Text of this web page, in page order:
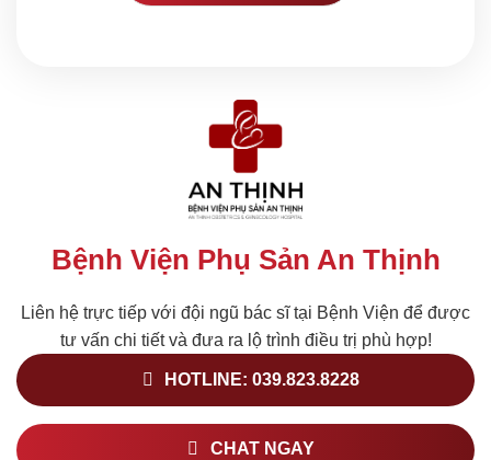
Bệnh Viện Phụ Sản An Thịnh
Liên hệ trực tiếp với đội ngũ bác sĩ tại Bệnh Viện để được
tư vấn chi tiết và đưa ra lộ trình điều trị phù hợp!
HOTLINE: 039.823.8228
CHAT NGAY